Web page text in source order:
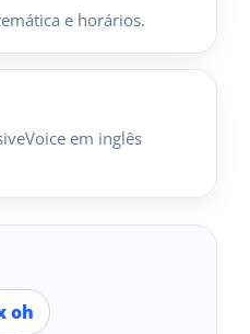
e horários.
em inglês
oh